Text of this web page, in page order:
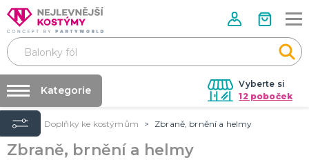
Vyberte si
12 poboček
Půjčovna kostýmů
Párty výzdoba na klíč
Kategorie
VALENTÝN
Valentýnské doplňky
Úvod Doplňky ke kostýmům Zbraně, brnění a helmy
Zbraně, brnění a helmy